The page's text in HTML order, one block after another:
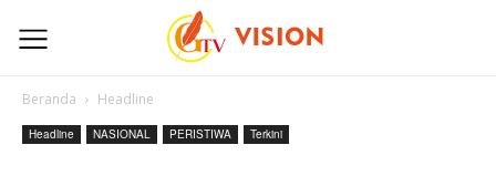
Beranda Headline
Headline NASIONAL PERISTIWA Terkini